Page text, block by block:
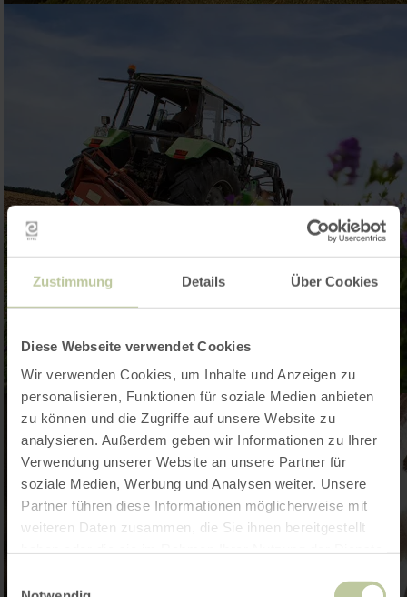
Zustimmung Details Über Cookies
Diese Webseite verwendet Cookies
Wir verwenden Cookies, um Inhalte und Anzeigen zu
personalisieren, Funktionen für soziale Medien anbieten
zu können und die Zugriffe auf unsere Website zu
analysieren. Außerdem geben wir Informationen zu Ihrer
Verwendung unserer Website an unsere Partner für
soziale Medien, Werbung und Analysen weiter. Unsere
Partner führen diese Informationen möglicherweise mit
weiteren Daten zusammen, die Sie ihnen bereitgestellt